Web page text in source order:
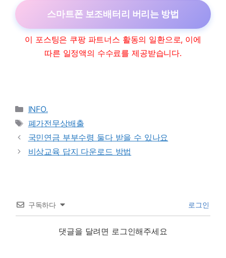
스마트폰 보조배터리 버리는 방법
이 포스팅은 쿠팡 파트너스 활동의 일환으로, 이에
따른 일정액의 수수료를 제공받습니다.
Categories
INFO.
Tags
폐가전무상배출
국민연금 부부수령 둘다 받을 수 있나요
비상교육 답지 다운로드 방법
구독하다 로그인
댓글을 달려면 로그인해주세요